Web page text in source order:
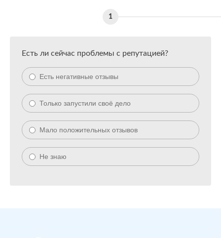
Есть ли сейчас проблемы с репутацией?
Есть негативные отзывы
Только запустили своё дело
Мало положительных отзывов
Не знаю